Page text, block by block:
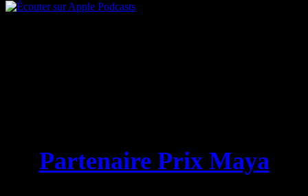
Partenaire Prix Maya